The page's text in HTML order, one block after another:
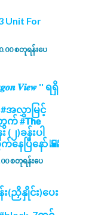
Unit For
စတုရန်းပေ
𝑽𝒊𝒆𝒘 '' ရရှိ
အလွှာမြင့်
#𝗧𝗵𝗲
(၂)ခန်းပါ
နေပြီနော် 🌇
စတုရန်းပေ
(ညှိနှိုင်း)ပေး